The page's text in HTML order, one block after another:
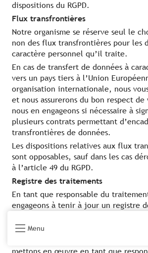
Menu
dispositions du RGPD.
Flux transfrontières
Notre organisme se réserve seul le
non des flux transfrontières pour les
caractère personnel qu’il traite.
En cas de transfert de données à
vers un pays tiers à l’Union
organisation internationale, nous
et nous assurerons du bon respect de
nous en engageons si nécessaire à
plusieurs contrats permettant
transfrontières de données.
Les dispositions relatives aux flux
sont opposables, sauf dans les cas
à l’article 49 du RGPD.
Registre des traitements
En tant que responsable du
engageons à tenir à jour un registre
Ce registre est un document ou